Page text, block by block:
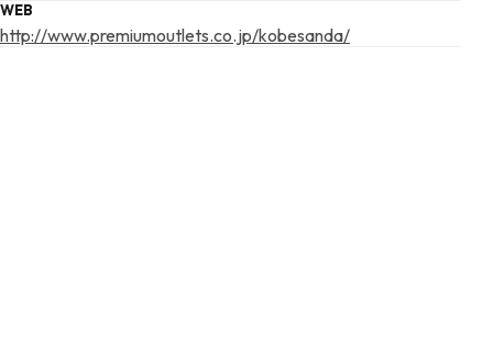
WEB
http://www.premiumoutlets.co.jp/kobesanda/